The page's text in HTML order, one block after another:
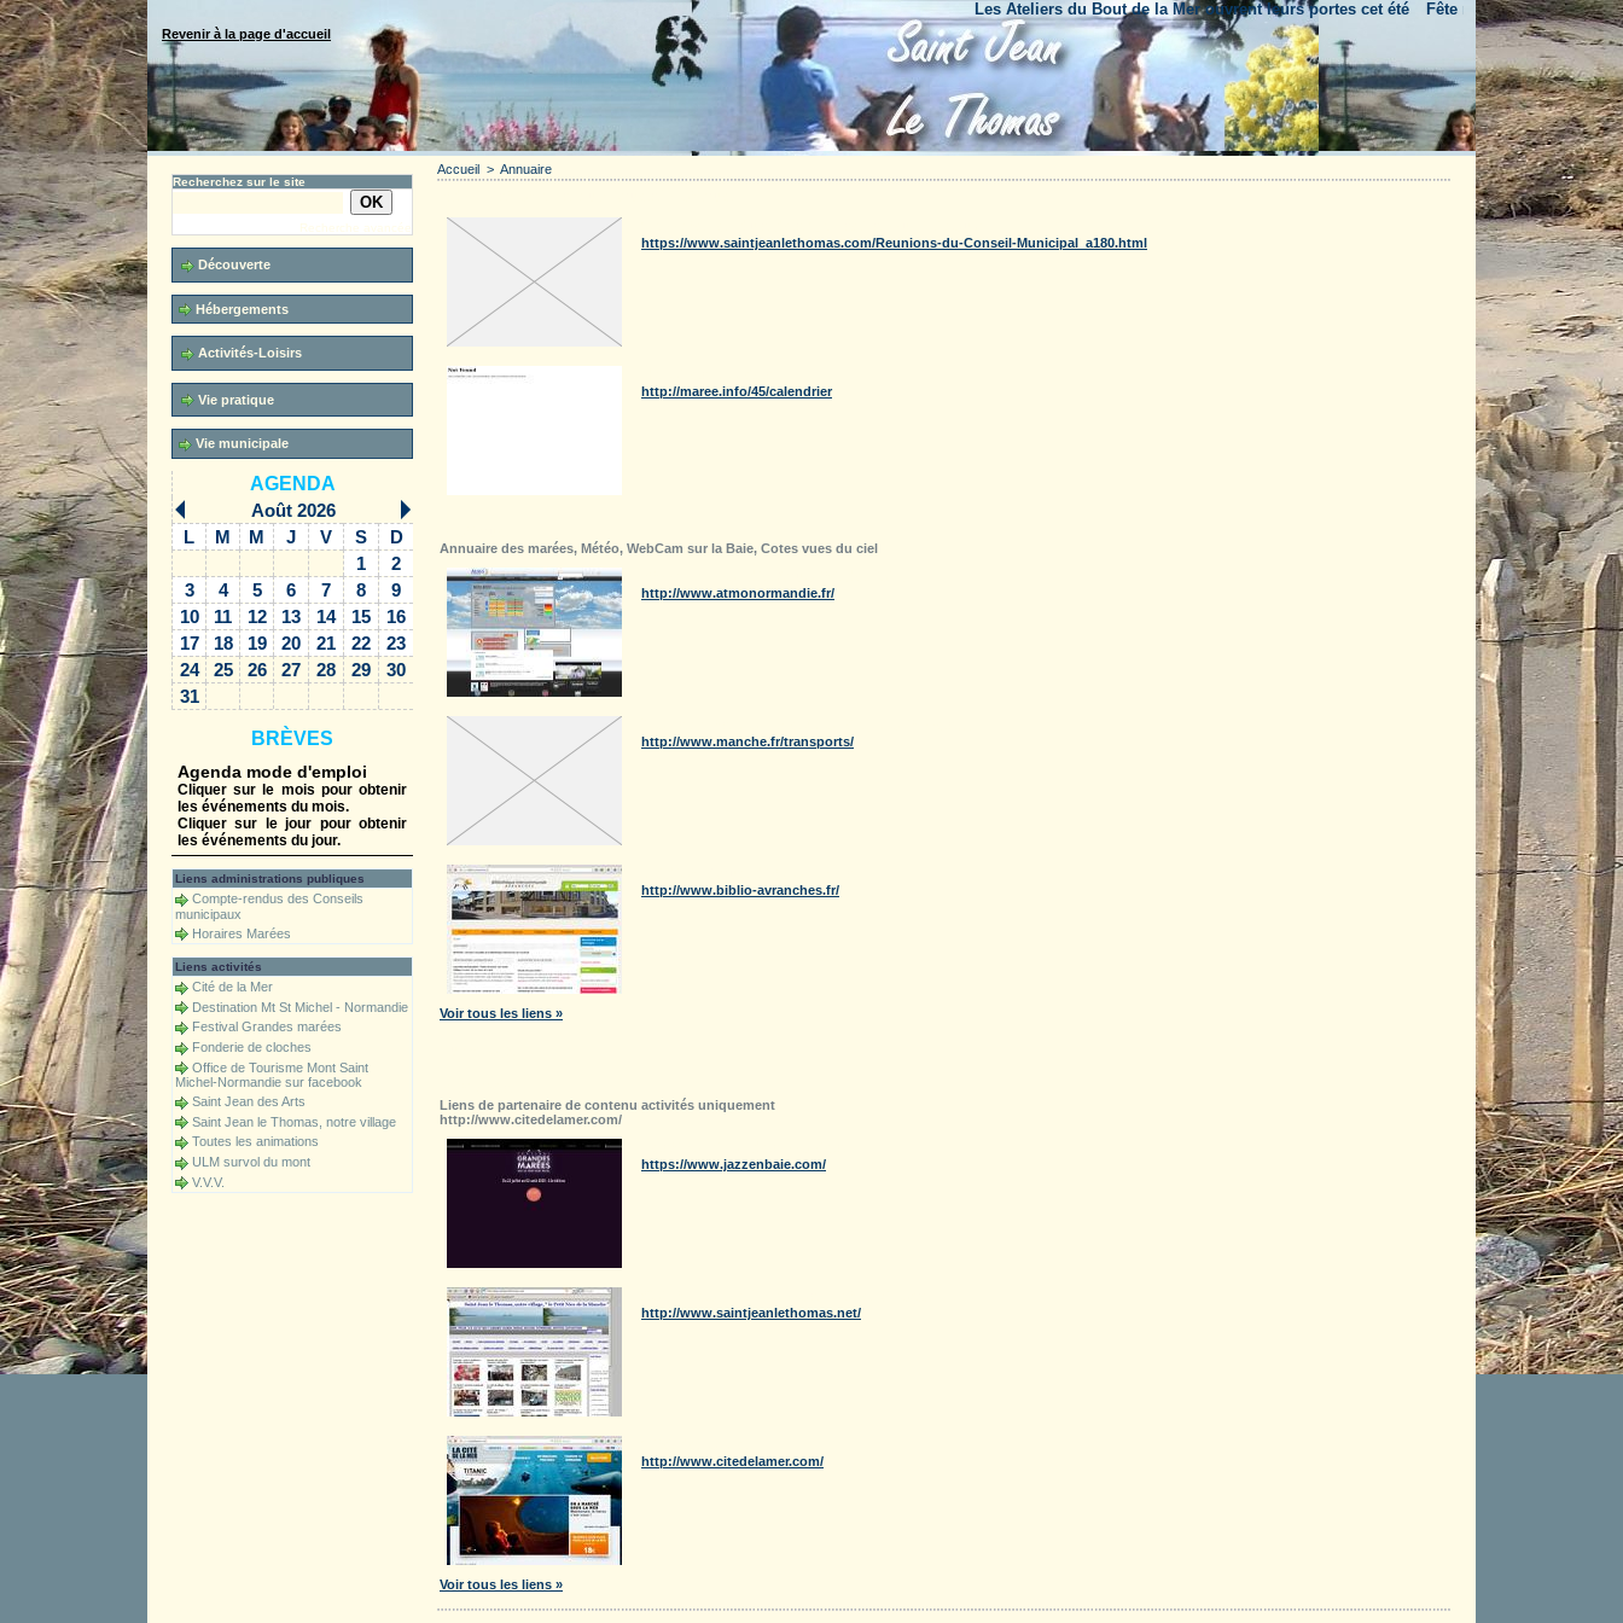
Les Ateliers du Bout de la Mer ouvrent leurs portes cet été Fête nationale & feu d'artifice
Revenir à la page d'accueil
Recherchez sur le site
Recherche avancée
Découverte
Hébergements
Activités-Loisirs
Vie pratique
Vie municipale
AGENDA
Août 2026
L
M M J V S
D
1
2
3
4 5 6 7 8
9
10
11 12 13 14 15
16
17
18 19 20 21 22
23
24
25 26 27 28 29
30
31
BRÈVES
Agenda mode d'emploi
Cliquer sur le mois pour obtenir
les événements du mois.
Cliquer sur le jour pour obtenir
les événements du jour.
Liens administrations publiques
Compte-rendus des Conseils
municipaux
Horaires Marées
Liens activités
Cité de la Mer
Destination Mt St Michel - Normandie
Festival Grandes marées
Fonderie de cloches
Office de Tourisme Mont Saint
Michel-Normandie sur facebook
Saint Jean des Arts
Saint Jean le Thomas, notre village
Toutes les animations
ULM survol du mont
V.V.V.
Accueil > Annuaire
https://www.saintjeanlethomas.com/Reunions-du-Conseil-Municipal_a180.html
http://maree.info/45/calendrier
Annuaire des marées, Météo, WebCam sur la Baie, Cotes vues du ciel
http://www.atmonormandie.fr/
http://www.manche.fr/transports/
http://www.biblio-avranches.fr/
Voir tous les liens »
Liens de partenaire de contenu activités uniquement
http://www.citedelamer.com/
https://www.jazzenbaie.com/
http://www.saintjeanlethomas.net/
http://www.citedelamer.com/
Voir tous les liens »